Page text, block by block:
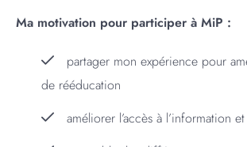
Ma motivation pour participer à MiP :
partager mon expérience pour
de rééducation
améliorer l’accès à l’information